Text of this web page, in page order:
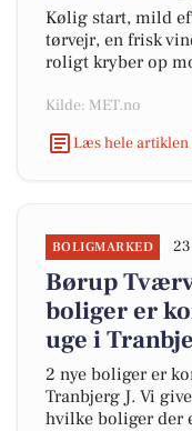
Kølig start, mild
tørvejr, en frisk
roligt kryber op
Kilde: MET.no
Læs hele artiklen
BOLIGMARKED
Børup
boliger er
uge i
2 nye boliger er
Tranbjerg J. Vi
hvilke boliger der